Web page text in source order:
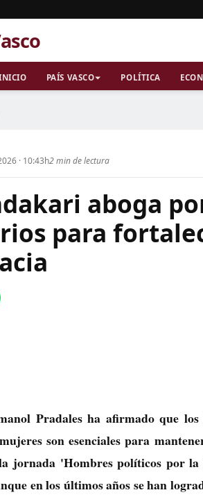
PAÍS VASCO POLÍTICA
· 10:43h2 min de lectura
aboga
para
Pradales ha afirmado que
son esenciales para
jornada 'Hombres políticos por
en los últimos años se han